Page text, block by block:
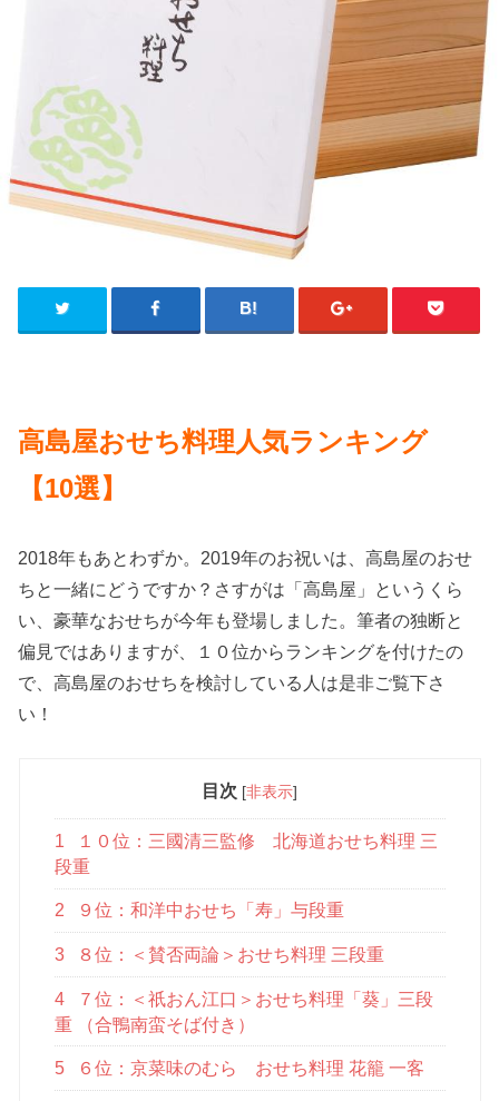
高島屋おせち料理人気ランキング
【10選】
2018年もあとわずか。2019年のお祝いは、高島屋のおせ
ちと一緒にどうですか？さすがは「高島屋」というくら
い、豪華なおせちが今年も登場しました。筆者の独断と
偏見ではありますが、１０位からランキングを付けたの
で、高島屋のおせちを検討している人は是非ご覧下さ
い！
目次 [非表示]
1
１０位：三國清三監修 北海道おせち料理 三
段重
2 ９位：和洋中おせち「寿」与段重
3 ８位：＜賛否両論＞おせち料理 三段重
4
７位：＜祇おん江口＞おせち料理「葵」三段
重 （合鴨南蛮そば付き）
5 ６位：京菜味のむら おせち料理 花籠 一客